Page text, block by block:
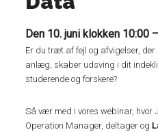
Den 10. juni klokken 10:00
Er du træt af fejl og afvigelser,
anlæg, skaber udsving i dit
studerende og forskere?
Så vær med i vores webinar, hvor
Operation Manager, deltager og